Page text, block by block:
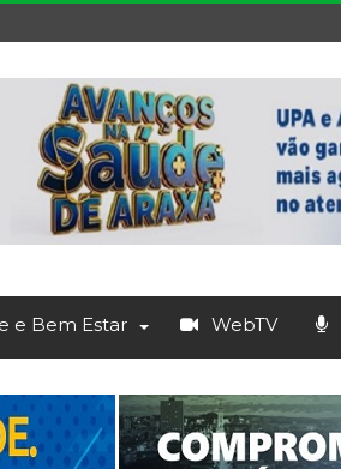
e Bem Estar WebTV